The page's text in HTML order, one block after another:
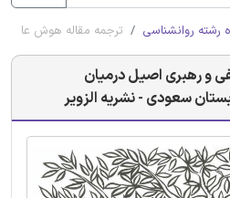
رشته روانشناسی ترجمه مقاله هوش
و رهبری اصیل درمیان
سعودی - نشریه الزویر